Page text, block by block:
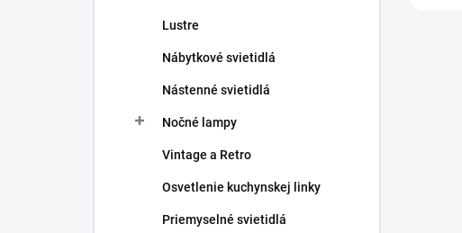
Lustre
Nábytkové svietidlá
Nástenné svietidlá
Nočné lampy
Vintage a Retro
Osvetlenie kuchynskej linky
Priemyselné svietidlá